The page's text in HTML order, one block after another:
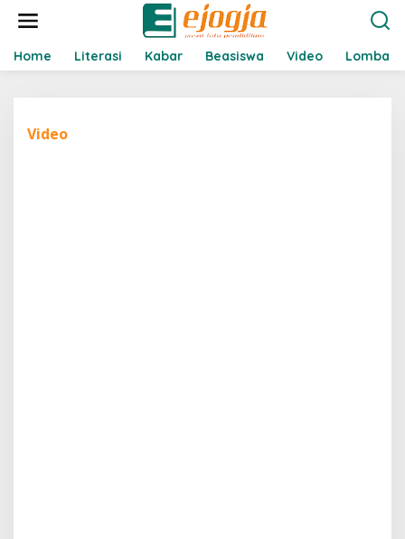
t
Home Literasi Kabar Beasiswa Video Lomba
Video